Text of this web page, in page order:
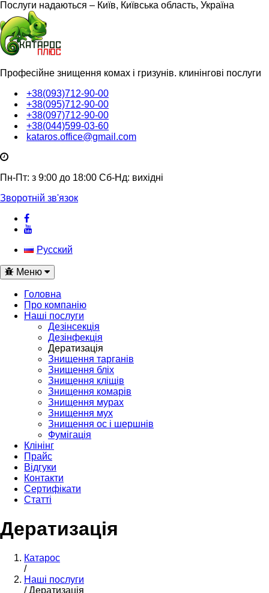
Послуги надаються – Київ, Київська область, Україна
Професійне знищення комах і гризунів. клинінгові послуги
+38(093)712-90-00
+38(095)712-90-00
+38(097)712-90-00
+38(044)599-03-60
kataros.office@gmail.com
Пн-Пт: з 9:00 до 18:00 Сб-Нд: вихідні
Зворотній зв'язок
Русский
Toggle
navigation
Меню
Головна
Про компанію
Наші послуги
Дезінсекція
Дезінфекція
Дератизація
Знищення тарганів
Знищення бліх
Знищення кліщів
Знищення комарів
Знищення мурах
Знищення мух
Знищення ос і шершнів
Фумігація
Клінінг
Прайс
Відгуки
Контакти
Cертифікати
Cтатті
Дератизація
Катарос
/
Наші послуги
/ Дератизація